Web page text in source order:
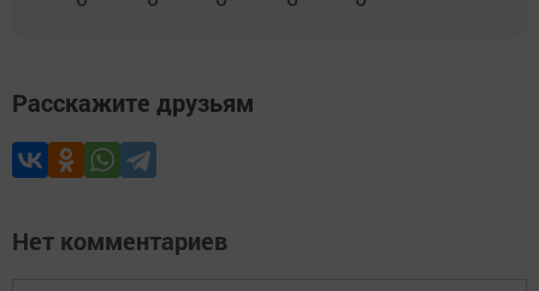
Расскажите друзьям
Нет комментариев